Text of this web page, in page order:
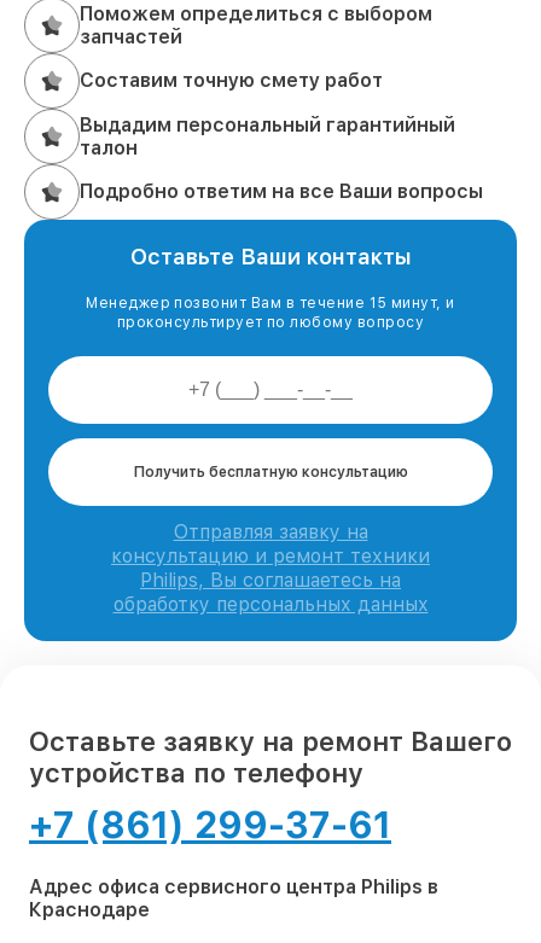
Поможем определиться с выбором
запчастей
Составим точную смету работ
Выдадим персональный гарантийный
талон
Подробно ответим на все Ваши вопросы
Оставьте Ваши контакты
Менеджер позвонит Вам в течение 15 минут, и
проконсультирует по любому вопросу
Получить бесплатную консультацию
Отправляя заявку на
консультацию и ремонт техники
Philips, Вы соглашаетесь на
обработку персональных данных
Оставьте заявку на ремонт Вашего
устройства по телефону
+7 (861) 299-37-61
Адрес офиса сервисного центра Philips в
Краснодаре